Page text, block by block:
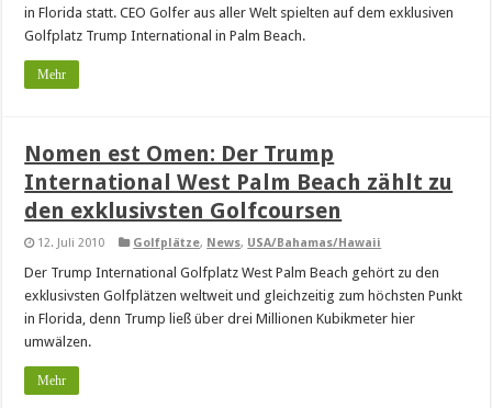
in Florida statt. CEO Golfer aus aller Welt spielten auf dem exklusiven
Golfplatz Trump International in Palm Beach.
Mehr
Nomen est Omen: Der Trump
International West Palm Beach zählt zu
den exklusivsten Golfcoursen
12. Juli 2010 Golfplätze, News, USA/Bahamas/Hawaii
Der Trump International Golfplatz West Palm Beach gehört zu den
exklusivsten Golfplätzen weltweit und gleichzeitig zum höchsten Punkt
in Florida, denn Trump ließ über drei Millionen Kubikmeter hier
umwälzen.
Mehr